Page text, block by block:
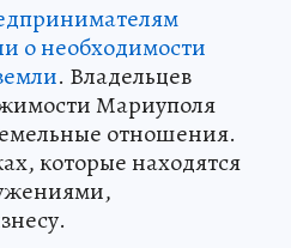
о необходимости
. Владельцев
Мариуполя
отношения.
которые находятся